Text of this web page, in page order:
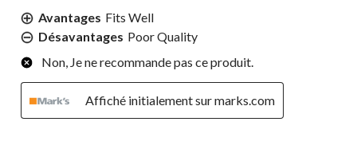
Avantages Fits Well
Désavantages Poor Quality
Non, Je ne recommande pas ce produit.
Affiché initialement sur marks.com